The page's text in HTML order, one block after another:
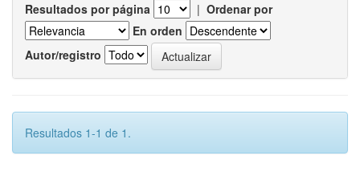
Resultados por página | Ordenar por
En orden
Autor/registro
Resultados 1-1 de 1.